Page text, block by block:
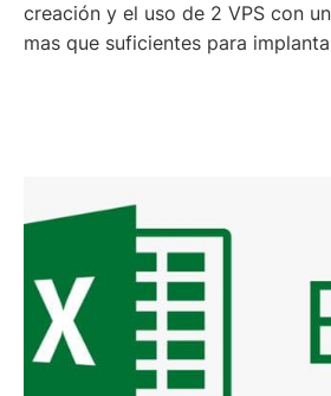
creación y el uso de 2 VPS con
mas que suficientes para